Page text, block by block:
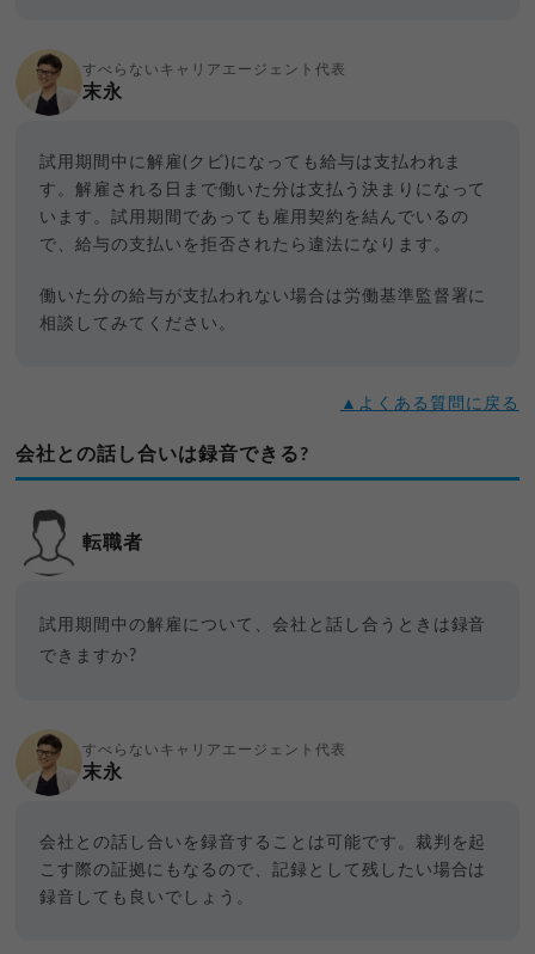
すべらないキャリアエージェント代表
末永
試用期間中に解雇(クビ)になっても給与は支払われま
す。解雇される日まで働いた分は支払う決まりになって
います。試用期間であっても雇用契約を結んでいるの
で、給与の支払いを拒否されたら違法になります。
働いた分の給与が支払われない場合は労働基準監督署に
相談してみてください。
▲よくある質問に戻る
会社との話し合いは録音できる?
転職者
試用期間中の解雇について、会社と話し合うときは録音
できますか?
すべらないキャリアエージェント代表
末永
会社との話し合いを録音することは可能です。裁判を起
こす際の証拠にもなるので、記録として残したい場合は
録音しても良いでしょう。